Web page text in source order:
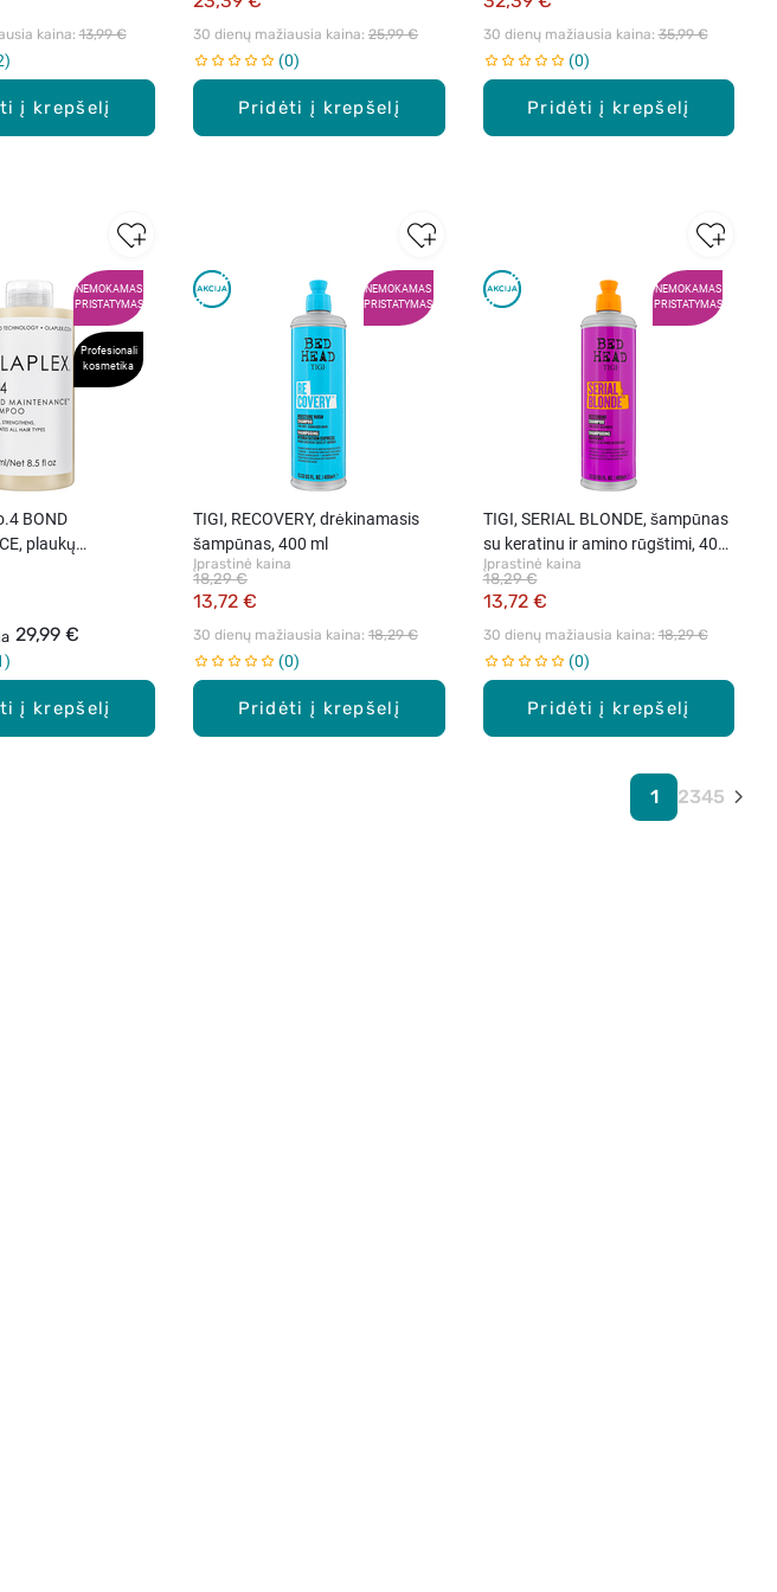
į krepšelį
kaina: 13,99 €
Pridėti į krepšelį
30 dienų mažiausia kaina: 25,99 €
0
Pridėti į krepšelį
30 dienų mažiausia kaina: 35,99 €
0
NEMOKAMAS
PRISTATYMAS
Profesionali
kosmetika
į krepšelį
BOND
plaukų
29,99 €
NEMOKAMAS
PRISTATYMAS
Pridėti į krepšelį
TIGI, RECOVERY, drėkinamasis
šampūnas, 400 ml
Įprastinė kaina
13,72 €
18,29 €
30 dienų mažiausia kaina: 18,29 €
0
NEMOKAMAS
PRISTATYMAS
Pridėti į krepšelį
TIGI, SERIAL BLONDE, šampūnas
su keratinu ir amino rūgštimi, 400
ml
Įprastinė kaina
13,72 €
18,29 €
30 dienų mažiausia kaina: 18,29 €
0
1 2345